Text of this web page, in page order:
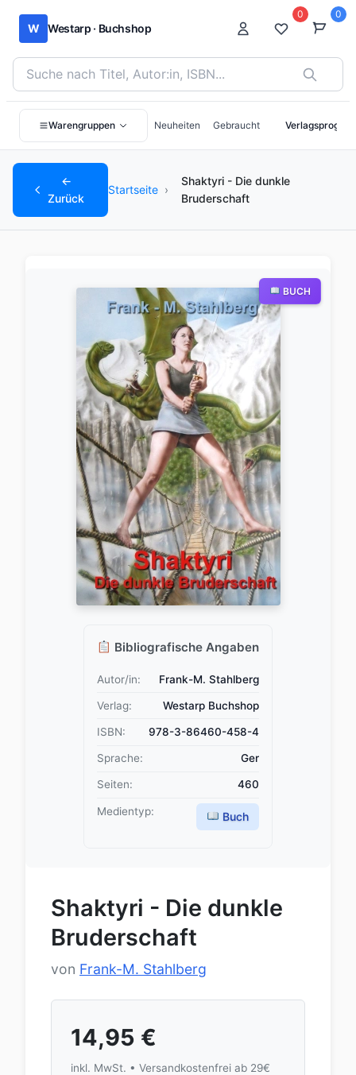
W Westarp · Buchshop
Bücher suchen nach Titel, Autor:in oder ISBN
0 0
Warengruppen Neuheiten Gebraucht
←
Zurück
Startseite ›
Shaktyri - Die dunkle
Bruderschaft
Bibliografische Angaben
Autor/in: Frank-M. Stahlberg
Verlag: Westarp Buchshop
ISBN: 978-3-86460-458-4
Sprache: Ger
Seiten: 460
Medientyp: Buch
BUCH
Shaktyri - Die dunkle
Bruderschaft
von Frank-M. Stahlberg
14,95 €
inkl. MwSt. • Versandkostenfrei ab 29€